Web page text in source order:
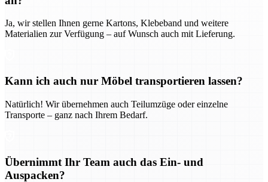
Ja, wir stellen Ihnen gerne Kartons, Klebeband und weitere
Materialien zur Verfügung – auf Wunsch auch mit Lieferung.
Kann ich auch nur Möbel transportieren lassen?
Natürlich! Wir übernehmen auch Teilumzüge oder einzelne
Transporte – ganz nach Ihrem Bedarf.
Übernimmt Ihr Team auch das Ein- und
Auspacken?